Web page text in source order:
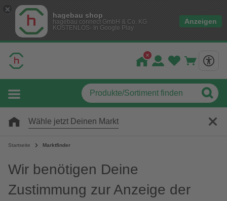
hagebau shop
hagebau connect GmbH & Co. KG
KOSTENLOS- In Google Play
Anzeigen
Wähle jetzt Deinen Markt
Startseite Marktfinder
Wir benötigen Deine
Zustimmung zur Anzeige der